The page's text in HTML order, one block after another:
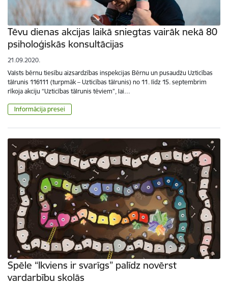
Tēvu dienas akcijas laikā sniegtas vairāk nekā 80
psiholoģiskās konsultācijas
21.09.2020.
Valsts bērnu tiesību aizsardzības inspekcijas Bērnu un pusaudžu Uzticības
tālrunis 116111 (turpmāk – Uzticības tālrunis) no 11. līdz 15. septembrim
rīkoja akciju “Uzticības tālrunis tēviem”, lai…
Informācija presei
Spēle “Ikviens ir svarīgs” palīdz novērst
vardarbību skolās